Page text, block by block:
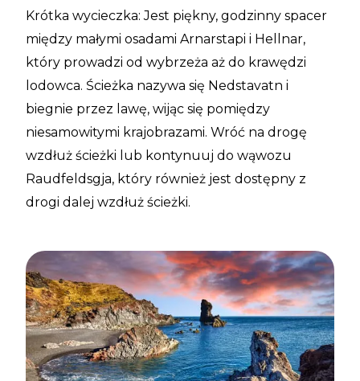
Krótka wycieczka: Jest piękny, godzinny spacer
między małymi osadami Arnarstapi i Hellnar,
który prowadzi od wybrzeża aż do krawędzi
lodowca. Ścieżka nazywa się Nedstavatn i
biegnie przez lawę, wijąc się pomiędzy
niesamowitymi krajobrazami. Wróć na drogę
wzdłuż ścieżki lub kontynuuj do wąwozu
Raudfeldsgja, który również jest dostępny z
drogi dalej wzdłuż ścieżki.